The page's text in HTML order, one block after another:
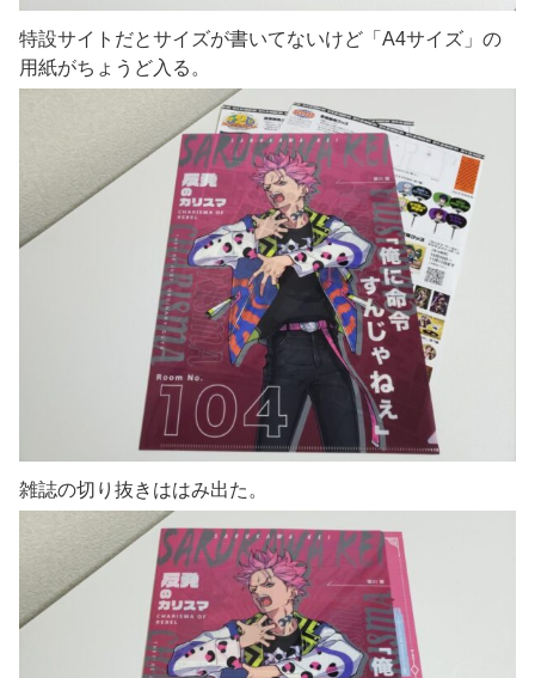
特設サイトだとサイズが書いてないけど「A4サイズ」の
用紙がちょうど入る。
雑誌の切り抜きははみ出た。